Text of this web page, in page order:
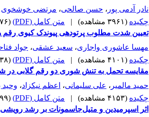
نادر آدمی پور ، حسن صالحی، مرتضی خوشخوی
چکیده (۳۹۶۱ مشاهده) | متن کامل (PDF)
(۱۵۷۶ دریافت)
تعیین شدت مطلوب پرتودهی پیوندک کیوی رقم
مهسا عاشوری واجاری، سعید عشقی، جواد
چکیده (۴۱۰۱ مشاهده) | متن کامل (PDF)
(۱۵۳۸ دریافت)
مقایسه تحمل به تنش شوری دو رقم گلابی
حمید مالمیر ، علی سلیمانی، اعظم نیکزاد، وحید
چکیده (۴۱۵۳ مشاهده) | متن کامل (PDF)
(۲۰۹۹ دریافت)
اثر اسپرمیدین و متیل‌جاسمونات بر رشد رویشی